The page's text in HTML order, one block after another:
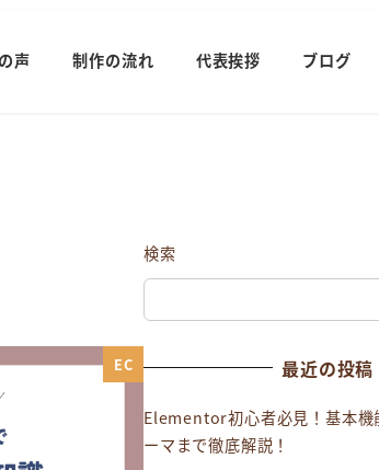
声 制作の流れ 代表挨拶 ブログ
EC
検索
最近の投稿
Elementor初心者必見！基本機
ーマまで徹底解説！